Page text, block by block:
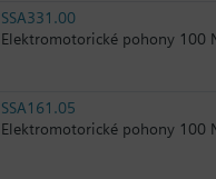
SSA331.00
Elektromotorické pohony 100
SSA161.05
Elektromotorické pohony 100